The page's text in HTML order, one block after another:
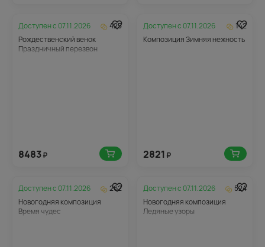
Доступен с 07.11.2026
425
Рождественский венок
Праздничный перезвон
8483₽
Доступен с 07.11.2026
142
Композиция Зимняя нежность
2821 ₽
Доступен с 07.11.2026
262
Новогодняя композиция
Время чудес
Доступен с 07.11.2026
524
Новогодняя композиция
Ледяные узоры